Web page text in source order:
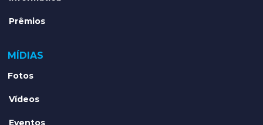
Prêmios
MÍDIAS
Fotos
Vídeos
Eventos